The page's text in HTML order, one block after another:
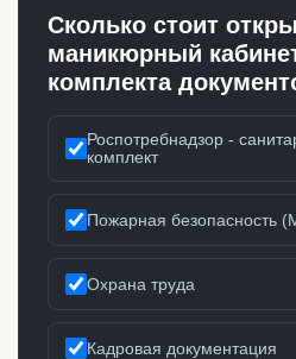
Сколько стоит
маникюрный
комплекта
Роспотребнадзор -
комплект
Пожарная безопасность
Охрана труда
Кадровая документация